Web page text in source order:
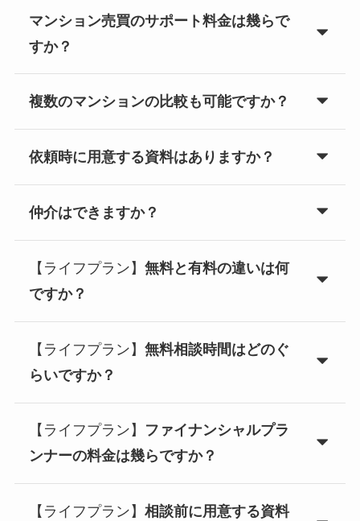
マンション売買のサポート料金は幾らで
すか？
複数のマンションの比較も可能ですか？
依頼時に用意する資料はありますか？
仲介はできますか？
【ライフプラン】 無料と有料の違いは何
ですか？
【ライフプラン】 無料相談時間はどのぐ
らいですか？
【ライフプラン】
ファイナンシャルプラ
ンナーの料金は幾らですか？
【ライフプラン】 相談前に用意する資料